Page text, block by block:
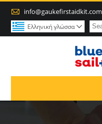
 info@gaukefirstaidkit.com
Ελληνική γλώσσα 